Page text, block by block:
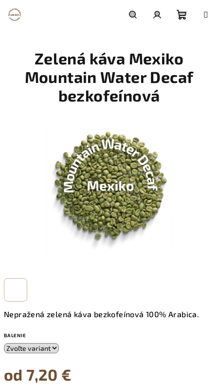
obsah
košík
Nepražená zelená káva bezkofeínová 100% Arabica.
BALENIE
od7,20 €
Zelená káva Mexiko
Mountain Water Decaf
bezkofeínová